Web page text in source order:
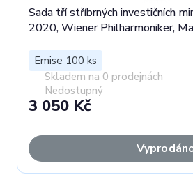
Sada tří stříbrných investičních
2020, Wiener Philharmoniker,
Emise 100 ks
Skladem na 0 prodejnách
Nedostupný
3 050 Kč